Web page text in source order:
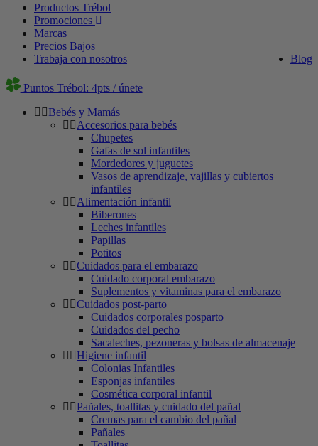
Productos Trébol
Promociones
Marcas
Precios Bajos
Blog
Trabaja con nosotros
Puntos Trébol: 4pts / únete
Bebés y Mamás
Accesorios para bebés
Chupetes
Gafas de sol infantiles
Mordedores y juguetes
Vasos de aprendizaje, vajillas y cubiertos
infantiles
Alimentación infantil
Biberones
Leches infantiles
Papillas
Potitos
Cuidados para el embarazo
Cuidado corporal embarazo
Suplementos y vitaminas para el embarazo
Cuidados post-parto
Cuidados corporales posparto
Cuidados del pecho
Sacaleches, pezoneras y bolsas de almacenaje
Higiene infantil
Colonias Infantiles
Esponjas infantiles
Cosmética corporal infantil
Pañales, toallitas y cuidado del pañal
Cremas para el cambio del pañal
Pañales